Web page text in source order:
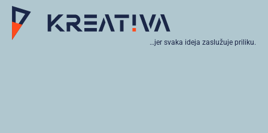
…jer svaka ideja zaslužuje priliku.